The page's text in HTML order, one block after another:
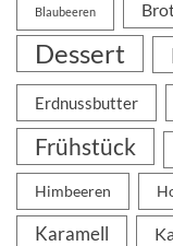
Blaubeeren
Dessert
Erdnussbutter
Frühstück
Himbeeren
Karamell